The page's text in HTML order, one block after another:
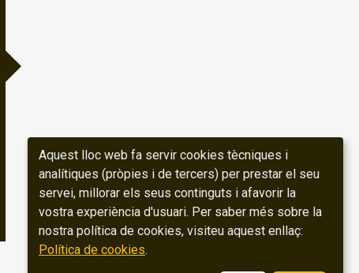
Aquest lloc web fa servir cookies tècniques i
analítiques (pròpies i de tercers) per prestar el seu
servei, millorar els seus continguts i afavorir la
vostra experiència d'usuari. Per saber més sobre la
nostra política de cookies, visiteu aquest enllaç:
Política de cookies.